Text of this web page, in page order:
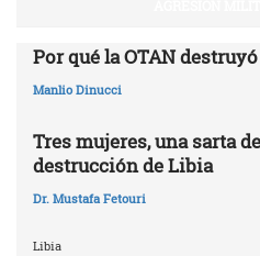
Por qué la OTAN
Manlio Dinucci
Tres mujeres, una sarta
destrucción de Libia
Dr. Mustafa Fetouri
Libia